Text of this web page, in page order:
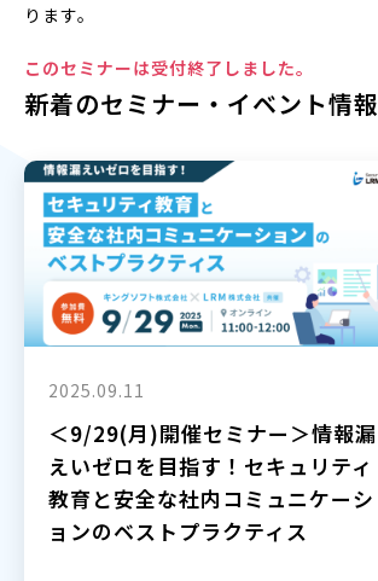
ります。
このセミナーは受付終了しました。
新着のセミナー・イベント情報
2025.09.11
＜9/29(月)開催セミナー＞情報漏
えいゼロを目指す！セキュリティ
教育と安全な社内コミュニケーシ
ョンのベストプラクティス